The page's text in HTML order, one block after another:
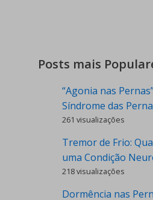
Posts mais
“Agonia nas
Síndrome das
261 visualizações
Tremor de Frio:
uma Condição
218 visualizações
Dormência nas